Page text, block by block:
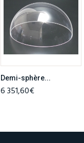
Demi-sphère...
6 351,60€